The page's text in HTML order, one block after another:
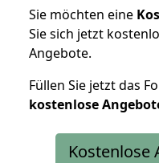
Sie möchten eine
Sie sich jetzt
Angebote.
Füllen Sie jetzt das
kostenlose
Kostenlose